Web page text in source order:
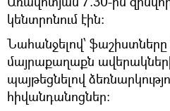
կենտրոնում էին։
Նահանջելով՝ ֆաշիստները
մայրաքաղաքն
պայթեցնելով
հիվանդանոցներ։